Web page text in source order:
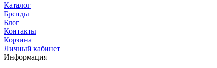
Каталог
Бренды
Блог
Контакты
Корзина
Личный кабинет
Информация